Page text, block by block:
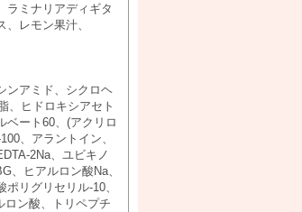
ラミナリアディギタ
レモン果汁、
ンアミド、シクロヘ
、ヒドロキシアセト
ベート60、(アクリロ
、アラントイン、
2Na、ユビキノ
、ヒアルロン酸Na、
リグリセリル-10、
ロン酸、トリペプチ